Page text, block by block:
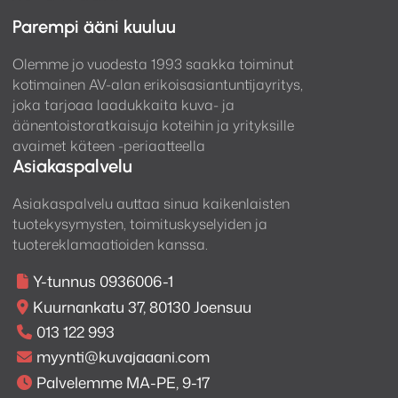
Puhdas esivahvistintila käytettävissä
Esivahvistintilan ansiosta Denon AV-vahvistimesi
toimii täydellisenä AV-esivahvistimena.
Esivahvistintila tarjoaa puhtaamman signaalitien ja
Parempi ääni kuuluu
Olemme jo vuodesta 1993 saakka toiminut
kotimainen AV-alan erikoisasiantuntijayritys,
joka tarjoaa laadukkaita kuva- ja
äänentoistoratkaisuja koteihin ja yrityksille
avaimet käteen -periaatteella
Asiakaspalvelu
Asiakaspalvelu auttaa sinua kaikenlaisten
tuotekysymysten, toimituskyselyiden ja
tuotereklamaatioiden kanssa.
Y-tunnus 0936006-1
Kuurnankatu 37, 80130 Joensuu
013 122 993
myynti@kuvajaaani.com
Palvelemme MA-PE, 9-17